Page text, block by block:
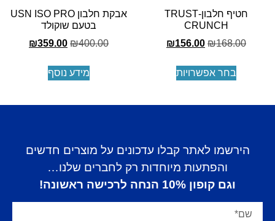
חטיף חלבון-TRUST
CRUNCH
₪168.00
₪156.00
בחר אפשרויות
אבקת חלבון USN ISO PRO
בטעם שוקולד
₪400.00
₪359.00
מידע נוסף
הירשמו לאתר קבלו עדכונים על מוצרים חדשים
והפתעות מיוחדות רק לחברים שלנו…
וגם קופון 10% הנחה לרכישה ראשונה!